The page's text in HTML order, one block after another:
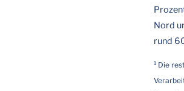
Nord
rund
1 Die